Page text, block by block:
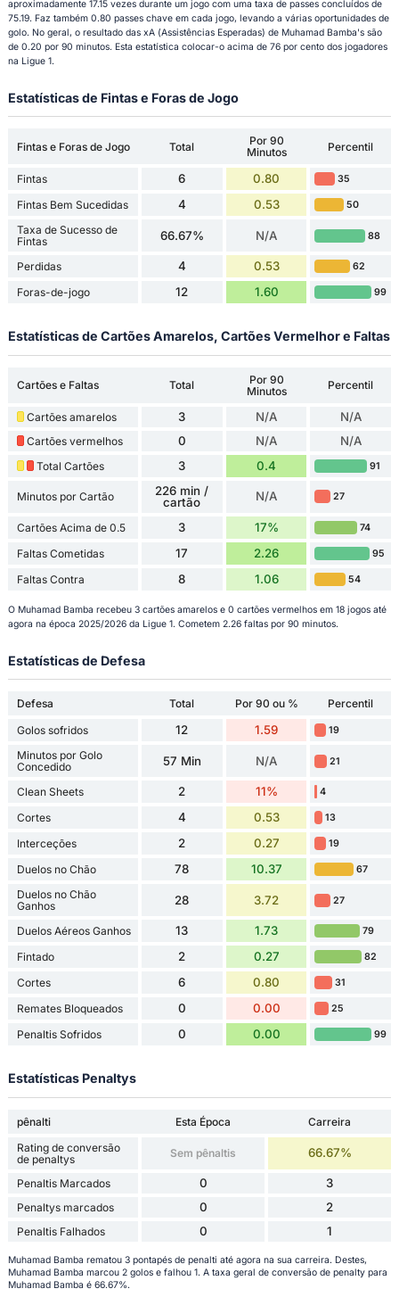
aproximadamente 17.15 vezes durante um jogo com uma taxa de passes concluídos de
75.19. Faz também 0.80 passes chave em cada jogo, levando a várias oportunidades de
golo. No geral, o resultado das xA (Assistências Esperadas) de Muhamad Bamba's são
de 0.20 por 90 minutos. Esta estatística colocar-o acima de 76 por cento dos jogadores
na Ligue 1.
Estatísticas de Fintas e Foras de Jogo
Fintas e Foras de Jogo Total
Por 90
Minutos
Percentil
Fintas 6 0.80 35
Fintas Bem Sucedidas 4 0.53 50
Taxa de Sucesso de
Fintas
66.67% N/A 88
Perdidas 4 0.53 62
Foras-de-jogo 12 1.60 99
Estatísticas de Cartões Amarelos, Cartões Vermelhor e Faltas
Cartões e Faltas Total
Por 90
Minutos
Percentil
Cartões amarelos 3 N/A N/A
Cartões vermelhos 0 N/A N/A
Total Cartões 3 0.4 91
Minutos por Cartão
226 min /
cartão
N/A 27
Cartões Acima de 0.5 3 17% 74
Faltas Cometidas 17 2.26 95
Faltas Contra 8 1.06 54
O Muhamad Bamba recebeu 3 cartões amarelos e 0 cartões vermelhos em 18 jogos até
agora na época 2025/2026 da Ligue 1. Cometem 2.26 faltas por 90 minutos.
Estatísticas de Defesa
Defesa Total Por 90 ou %
Percentil
Golos sofridos
12 1.59 19
Minutos por Golo
Concedido
57 Min N/A 21
Clean Sheets 2 11% 4
Cortes 4 0.53 13
Interceções 2 0.27 19
Duelos no Chão 78 10.37 67
Duelos no Chão
Ganhos
28 3.72 27
Duelos Aéreos Ganhos 13 1.73 79
Fintado 2 0.27 82
Cortes 6 0.80 31
Remates Bloqueados 0 0.00 25
Penaltis Sofridos 0 0.00 99
Estatísticas Penaltys
pênalti Esta Época
Carreira
Rating de conversão
de penaltys
Sem pênaltis 66.67%
Penaltis Marcados 0 3
Penaltys marcados 0 2
Penaltis Falhados 0 1
Muhamad Bamba rematou 3 pontapés de penalti até agora na sua carreira. Destes,
Muhamad Bamba marcou 2 golos e falhou 1. A taxa geral de conversão de penalty para
Muhamad Bamba é 66.67%.